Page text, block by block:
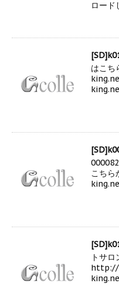
ロード
はこ
こち
トサ
http://